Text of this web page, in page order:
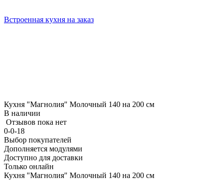
Встроенная кухня на заказ
Кухня "Магнолия" Молочный 140 на 200 см
В наличии
Отзывов пока нет
0-0-18
Выбор покупателей
Дополняется модулями
Доступно для доставки
Только онлайн
Кухня "Магнолия" Молочный 140 на 200 см